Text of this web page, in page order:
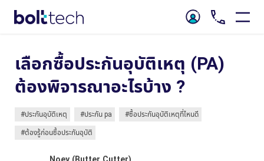
เลือกซื้อประกันอุบัติเหตุ (PA)
ต้องพิจารณาอะไรบ้าง ?
#ประกันอุบัติเหตุ #ประกัน pa
#ซื้อประกันอุบัติเหตุที่ไหนดี
#ต้องรู้ก่อนซื้อประกันอุบัติ